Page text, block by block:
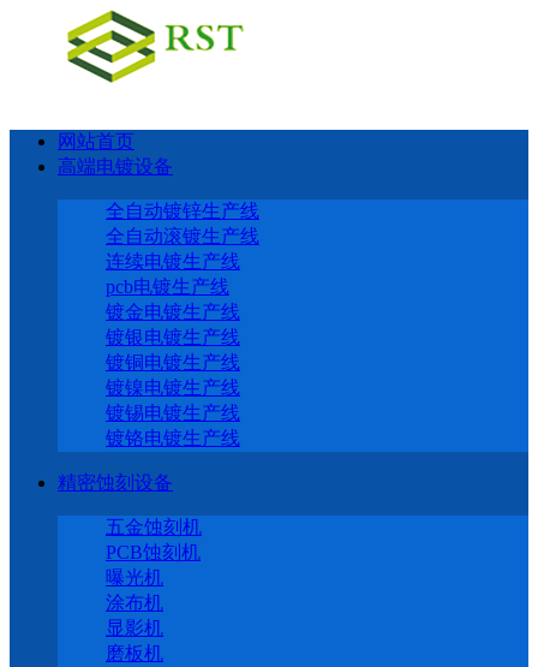
网站首页
高端电镀设备
全自动镀锌生产线
全自动滚镀生产线
连续电镀生产线
pcb电镀生产线
镀金电镀生产线
镀银电镀生产线
镀铜电镀生产线
镀镍电镀生产线
镀锡电镀生产线
镀铬电镀生产线
精密蚀刻设备
五金蚀刻机
PCB蚀刻机
曝光机
涂布机
显影机
磨板机